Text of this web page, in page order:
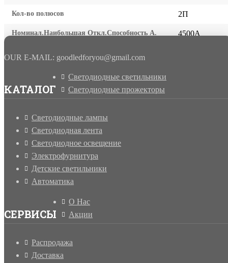
Кол-во полюсов 2П
Номинал.Наибольшая Откл.Способность А. 4500А
OUR E-MAIL: goodledforyou@gmail.cоm
КАТАЛОГ
Светодиодные светильники
Светодиодные прожекторы
Светодиодные лампы
Светодиодная лента
Светодиодное освещение
Электрофурнитура
Детские светильники
Автоматика
СЕРВИСЫ
О Нас
Акции
Распродажа
Доставка